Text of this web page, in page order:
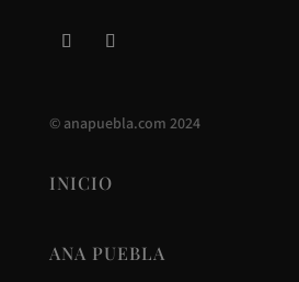
© anapuebla.com 2024
INICIO
ANA PUEBLA